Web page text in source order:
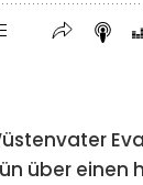
über einen